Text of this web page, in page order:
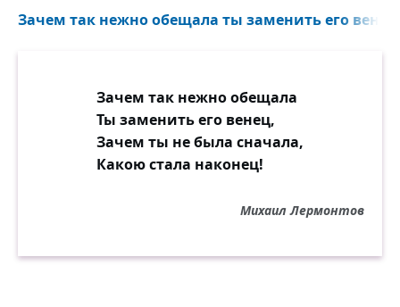
Зачем так нежно обещала ты заменить его
Зачем так нежно обещала
Ты заменить его венец,
Зачем ты не была сначала,
Какою стала наконец!
Михаил Лермонтов